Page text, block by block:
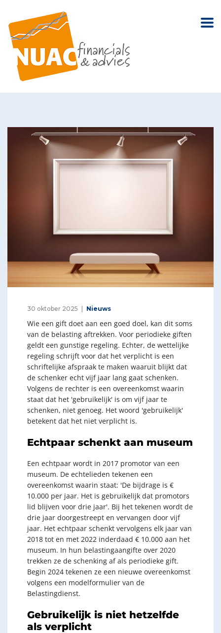
30 oktober 2025 Nieuws
Wie een gift doet aan een goed doel, kan dit soms
van de belasting aftrekken. Voor periodieke giften
geldt een gunstige regeling. Echter, de wettelijke
regeling schrijft voor dat het verplicht is een
schriftelijke afspraak te maken waaruit blijkt dat
de schenker echt vijf jaar lang gaat schenken.
Volgens de rechter is een overeenkomst waarin
staat dat het 'gebruikelijk' is om vijf jaar te
schenken, niet genoeg. Het woord 'gebruikelijk'
betekent dat het niet verplicht is.
Echtpaar schenkt aan museum
Een echtpaar wordt in 2017 promotor van een
museum. De echtelieden tekenen een
overeenkomst waarin staat: 'De bijdrage is €
10.000 per jaar. Het is gebruikelijk dat promotors
lid blijven voor drie jaar'. Bij het tekenen wordt de
drie jaar doorgestreept en vervangen door vijf
jaar. Het echtpaar schenkt vervolgens elk jaar van
2018 tot en met 2022 inderdaad € 10.000 aan het
museum. In hun belastingaangifte over 2020
trekken ze de schenking af als periodieke gift.
Begin 2024 tekenen ze een nieuwe overeenkomst
volgens een modelformulier van de
Belastingdienst.
Gebruikelijk is niet hetzelfde
als verplicht